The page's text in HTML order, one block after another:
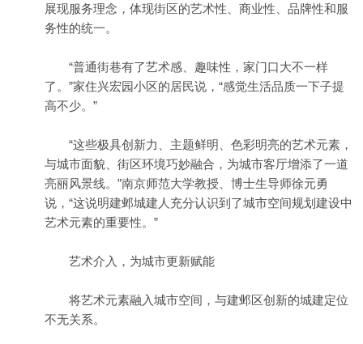
展现服务理念，体现街区的艺术性、商业性、品牌性和服
务性的统一。
“普通街巷有了艺术感、趣味性，家门口大不一样
了。”家住兴宏园小区的居民说，“感觉生活品质一下子提
高不少。”
“这些极具创新力、主题鲜明、色彩明亮的艺术元素，
与城市面貌、街区环境巧妙融合，为城市客厅增添了一道
亮丽风景线。”南京师范大学教授、博士生导师徐元勇
说，“这说明建邺城建人充分认识到了城市空间规划建设中
艺术元素的重要性。”
艺术介入，为城市更新赋能
将艺术元素融入城市空间，与建邺区创新的城建定位
不无关系。